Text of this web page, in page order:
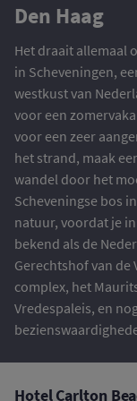
Den Haag
Het draait allemaal
in Scheveningen,
westkust van
voor een
voor een zeer
het strand, maak
wandel door het
Scheveningse bos
natuur, voordat je
bekend als de
Gerechtshof van de
complex, het
Vredespaleis, en
Hotel Carlton